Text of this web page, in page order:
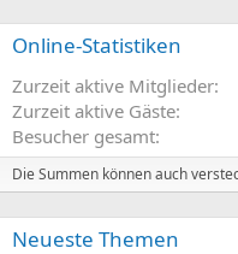
Online-Statistiken
Zurzeit aktive Mitglieder
Zurzeit aktive Gäste
Besucher gesamt
Die Summen können auch
Neueste Themen